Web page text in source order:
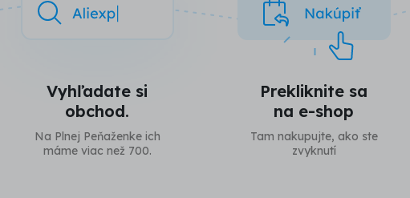
Vyhľadate si
obchod.
Na Plnej Peňaženke ich
máme viac než 700.
Prekliknite sa
na e-shop
Tam nakupujte, ako ste
zvyknutí